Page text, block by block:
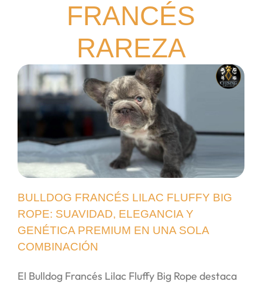
FRANCÉS
RAREZA
BULLDOG FRANCÉS LILAC FLUFFY BIG
ROPE: SUAVIDAD, ELEGANCIA Y
GENÉTICA PREMIUM EN UNA SOLA
COMBINACIÓN
El Bulldog Francés Lilac Fluffy Big Rope destaca